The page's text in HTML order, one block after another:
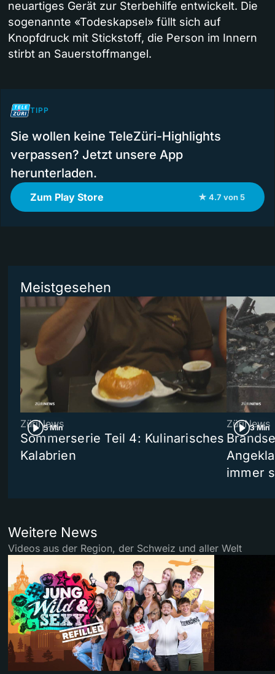
neuartiges Gerät zur Sterbehilfe entwickelt. Die
sogenannte «Todeskapsel» füllt sich auf
Knopfdruck mit Stickstoff, die Person im Innern
stirbt an Sauerstoffmangel.
TIPP
Sie wollen keine TeleZüri-Highlights
verpassen? Jetzt unsere App
herunterladen.
Zum Play Store ★ 4.7 von 5
Meistgesehen
5 Min
ZüriNews
Sommerserie Teil 4: Kulinarisches
Kalabrien
3 Min
ZüriNews
immer
Weitere News
Videos aus der Region, der Schweiz und aller Welt